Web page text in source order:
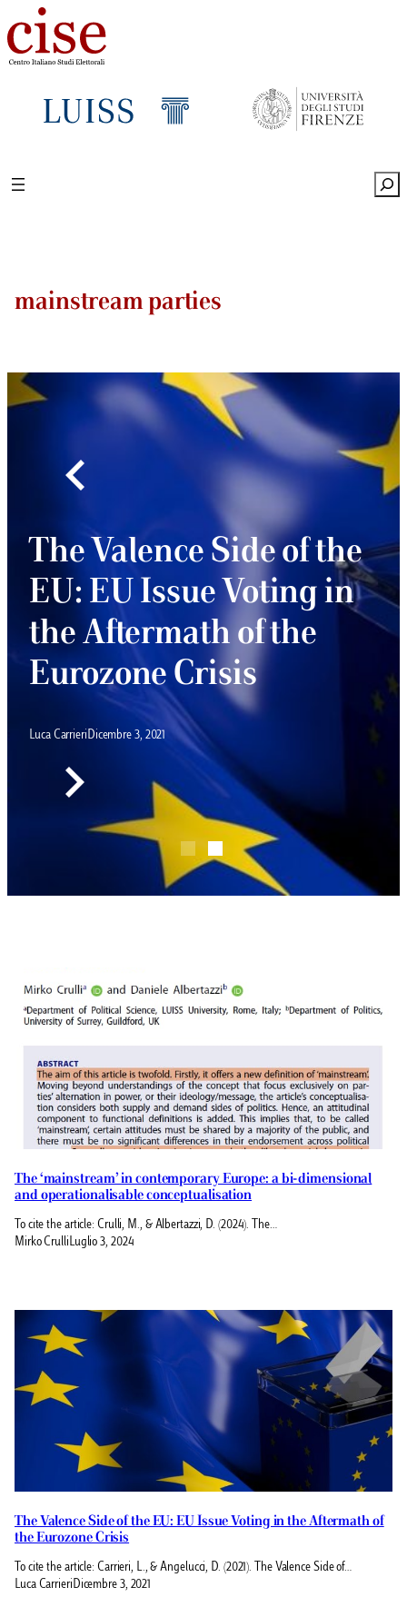
mainstream parties
in
Europe: a
and
The
EU: EU
the
The ‘mainstream’ in contemporary Europe: a bi-dimensional
and operationalisable conceptualisation
To cite the article: Crulli, M., & Albertazzi, D. (2024). The…
Mirko Crulli Luglio 3, 2024
The Valence Side of the EU: EU Issue Voting in the Aftermath of
the Eurozone Crisis
To cite the article: Carrieri, L., & Angelucci, D. (2021). The Valence Side of…
Luca Carrieri Dicembre 3, 2021